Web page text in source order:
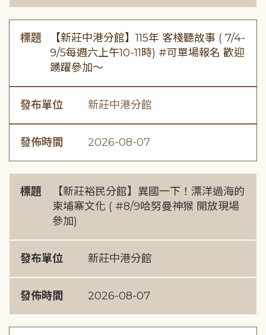
標題
【新莊中港分館】115年 客棧聽故事 ( 7/4-
9/5每週六上午10-11時) #可單場報名 歡迎
踴躍參加～
發布單位 新莊中港分館
發佈時間 2026-08-07
標題
【新莊裕民分館】異國一下！漂洋過海的
柬埔寨文化 ( #8/9哈努曼神猴 開放現場
參加)
發布單位 新莊中港分館
發佈時間 2026-08-07